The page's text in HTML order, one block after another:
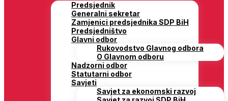
Predsjednik
Generalni sekretar
Zamjenici predsjednika SDP BiH
Predsjedništvo
Glavni odbor
Rukovodstvo Glavnog odbora
O Glavnom odboru
Nadzorni odbor
Statutarni odbor
Savjeti
Savjet za ekonomski razvoj